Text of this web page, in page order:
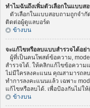
ทำไมฉันถึงเพิ่มตัวเลือกในแบบส
ตัวเลือกในแบบสอบถามถูกจำกั
ติดต่อผู้ดูแลบอร์ด
ข้างบน
จะแก้ไขหรือลบแบบสำรวจได้อย่า
ผู้ที่เป็นคนโพสต์ข้อความ,
สำรวจได้. ให้คลิกแก้ไขข้อความ
ไม่มีใครลงคะแนน คุณสามารถล
ทำการลงคะแนนแล้ว เฉพาะ
แก้ไขหรือลบได้. เพื่อป้องกันไม่ใ
ข้างบน